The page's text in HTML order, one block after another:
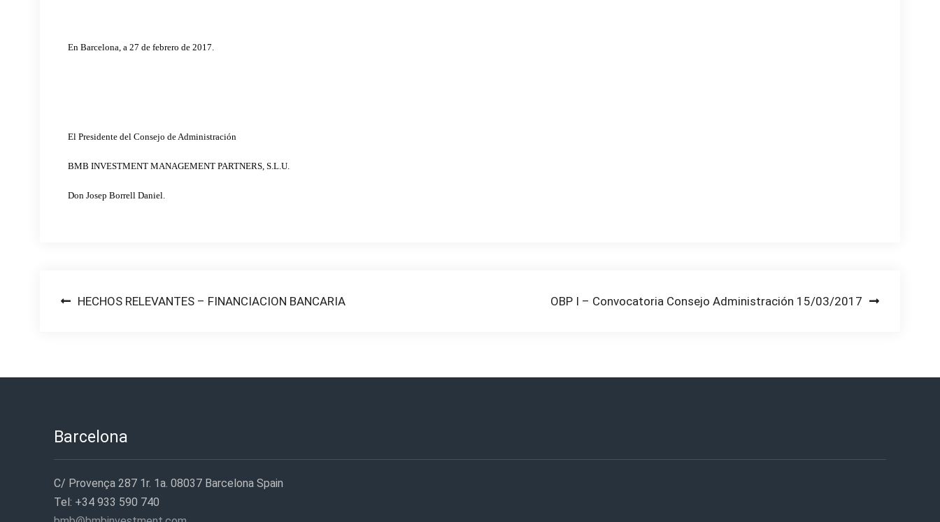
En Barcelona, a 27 de febrero de 2017.
El Presidente del Consejo de Administración
BMB INVESTMENT MANAGEMENT PARTNERS, S.L.U.
Don Josep Borrell Daniel.
Post
HECHOS RELEVANTES – FINANCIACION BANCARIA OBP I – Convocatoria Consejo Administración 15/03/2017
Barcelona
C/ Provença 287 1r. 1a. 08037 Barcelona Spain
Tel: +34 933 590 740